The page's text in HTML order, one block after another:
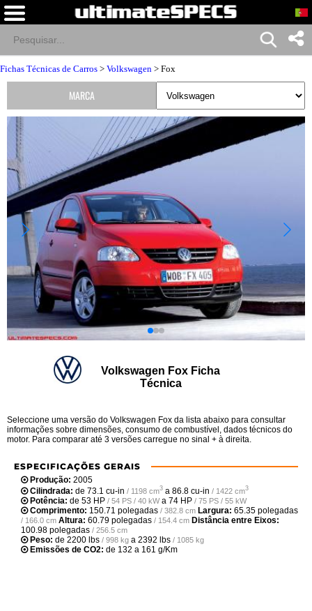
Fichas Técnicas de Carros > Volkswagen > Fox
Volkswagen Fox Ficha
Técnica
Seleccione uma versão do Volkswagen Fox da lista abaixo para consultar
informações sobre dimensões, consumo de combustível, dados técnicos do
motor. Para comparar até 3 versões carregue no sinal + à direita.
ESPECIFICAÇÕES GERAIS
Produção: 2005
Cilindrada: de 73.1 cu-in / 1198 cm3 a 86.8 cu-in / 1422 cm3
Potência: de 53 HP / 54 PS / 40 kWa 74 HP / 75 PS / 55 kW
Comprimento: 150.71 polegadas / 382.8 cm Largura: 65.35 polegadas
/ 166.0 cm Altura: 60.79 polegadas / 154.4 cm Distância entre Eixos:
100.98 polegadas / 256.5 cm
Peso: de 2200 lbs / 998 kg a 2392 lbs / 1085 kg
Emissões de CO2: de 132 a 161 g/Km
MARCA